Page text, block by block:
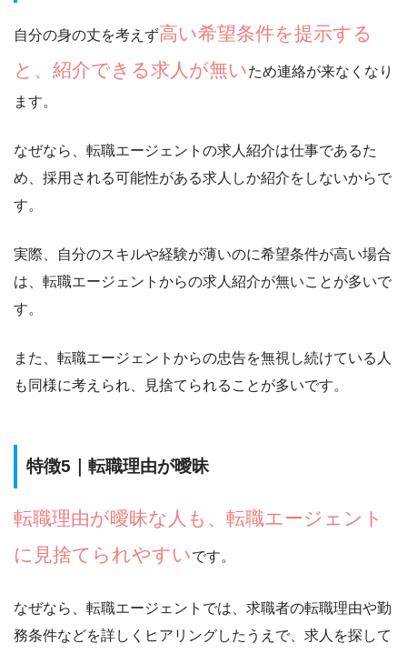
自分の身の丈を考えず高い希望条件を提示する
と、紹介できる求人が無いため連絡が来なくなり
ます。
なぜなら、転職エージェントの求人紹介は仕事であるた
め、 採用される可能性がある求人しか紹介をしないからで
す。
実際、自分のスキルや経験が薄いのに希望条件が高い場合
は、転職エージェントからの求人紹介が無いことが多いで
す。
また、 転職エージェントからの忠告を無視し続けている人
も同様に考えられ、見捨てられる ことが多いです。
特徴5｜転職理由が曖昧
転職理由が曖昧な人も、転職エージェント
に見捨てられやすいです。
なぜなら、転職エージェントでは、 求職者の転職理由や勤
務条件などを詳しくヒアリングしたうえで、求人を探して